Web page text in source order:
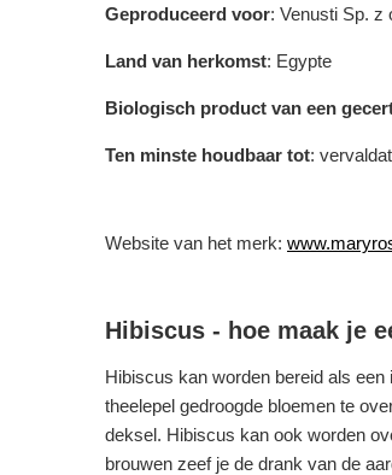
Geproduceerd voor: Venusti Sp. z
Land van herkomst: Egypte
Biologisch product van een
Ten minste houdbaar tot:
Website van het merk:
Hibiscus - hoe maak je
Hibiscus kan worden bereid als
theelepel gedroogde bloemen te
deksel. Hibiscus kan ook worden
brouwen zeef je de drank van de